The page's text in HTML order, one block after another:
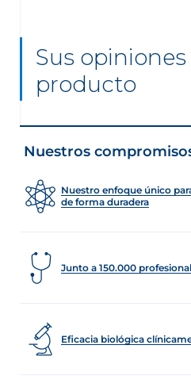
Sus
producto
Nuestros
Nuestro enfoque único
de forma duradera
Junto a 150.000
Eficacia biológica